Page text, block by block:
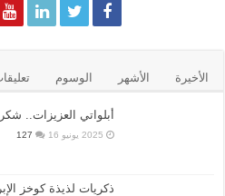
الأخيرة الأشهر الوسوم
أبلواتي العزيزات..
2025 يونيو 16 127
ذكريات لذيذة كوخز الإبر